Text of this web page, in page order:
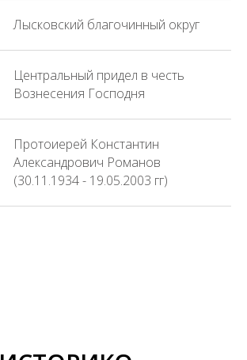
Лысковский благочинный округ
Центральный придел в честь
Вознесения Господня
Протоиерей Константин
Александрович Романов
(30.11.1934 - 19.05.2003 гг)